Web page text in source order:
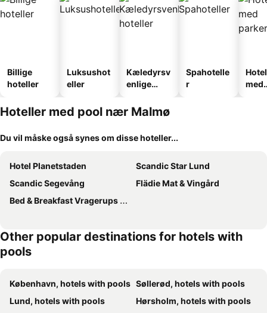
Billige
hoteller
Luksushot
eller
Kæledyrsv
enlige
Spahotelle
r
med
Hoteller med pool nær Malmø
Du vil måske også synes om disse hoteller...
Hotel Planetstaden
Scandic Star Lund
Scandic Segevång
Flädie Mat & Vingård
Bed & Breakfast Vragerups Gård
Other popular destinations for hotels with
pools
København, hotels with pools Søllerød, hotels with pools
Lund, hotels with pools
Hørsholm, hotels with pools